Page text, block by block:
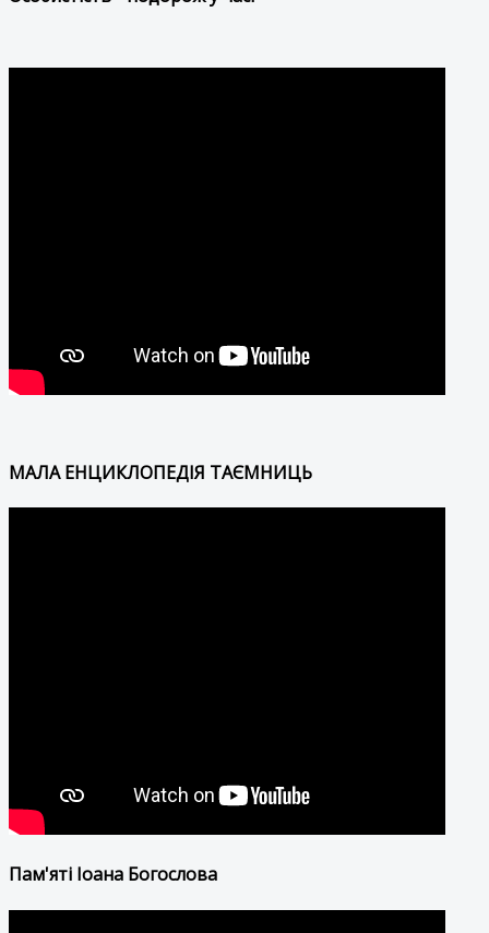
МАЛА ЕНЦИКЛОПЕДІЯ ТАЄМНИЦЬ
Пам'яті Іоана Богослова